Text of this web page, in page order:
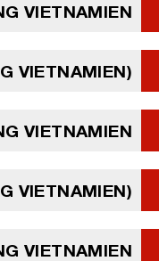
VIETNAMIEN
VIETNAMIEN)
VIETNAMIEN
VIETNAMIEN)
VIETNAMIEN